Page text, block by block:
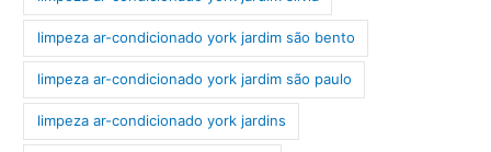
limpeza ar-condicionado york jardim são bento
limpeza ar-condicionado york jardim são paulo
limpeza ar-condicionado york jardins